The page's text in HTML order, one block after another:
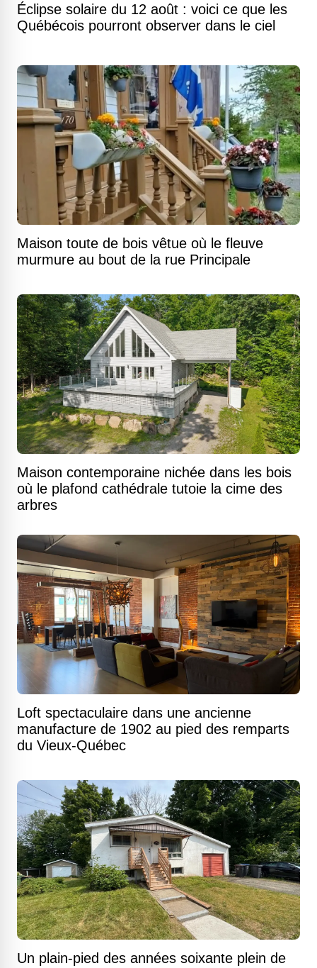
Éclipse solaire du 12 août : voici ce que les
Québécois pourront observer dans le ciel
Maison toute de bois vêtue où le fleuve
murmure au bout de la rue Principale
Maison contemporaine nichée dans les bois
où le plafond cathédrale tutoie la cime des
arbres
Loft spectaculaire dans une ancienne
manufacture de 1902 au pied des remparts
du Vieux-Québec
Un plain-pied des années soixante plein de